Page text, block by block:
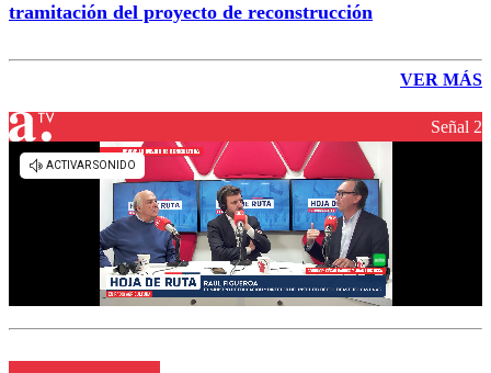
tramitación del proyecto de reconstrucción
VER MÁS
Señal 2